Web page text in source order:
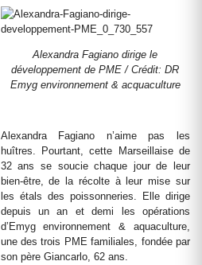
Alexandra Fagiano dirige le
développement de PME / Crédit: DR
Emyg environnement & acquaculture
Alexandra Fagiano n’aime pas les
huîtres. Pourtant, cette Marseillaise de
32 ans se soucie chaque jour de leur
bien-être, de la récolte à leur mise sur
les étals des poissonneries. Elle dirige
depuis un an et demi les opérations
d’Emyg environnement & aquaculture,
une des trois PME familiales, fondée par
son père Giancarlo, 62 ans.